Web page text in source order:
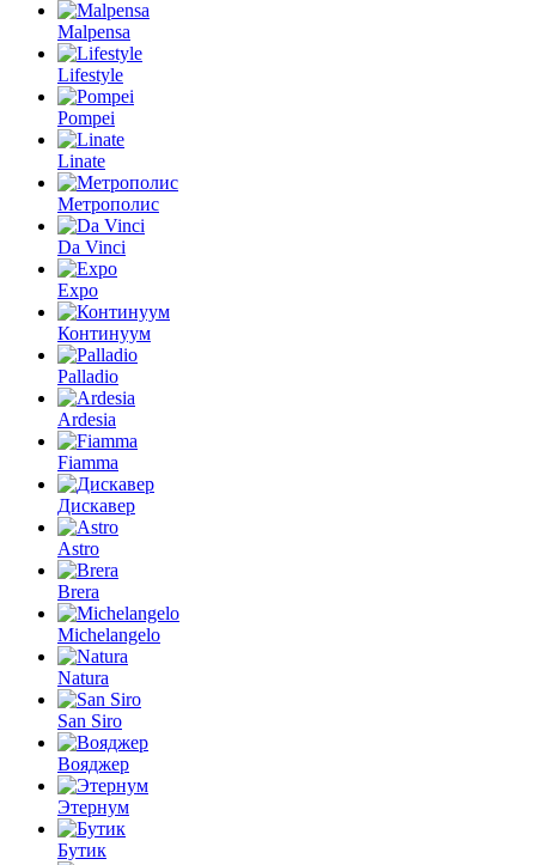
Malpensa
Lifestyle
Pompei
Linate
Метрополис
Da Vinci
Expo
Континуум
Palladio
Ardesia
Fiamma
Дискавер
Astro
Brera
Michelangelo
Natura
San Siro
Вояджер
Этернум
Бутик